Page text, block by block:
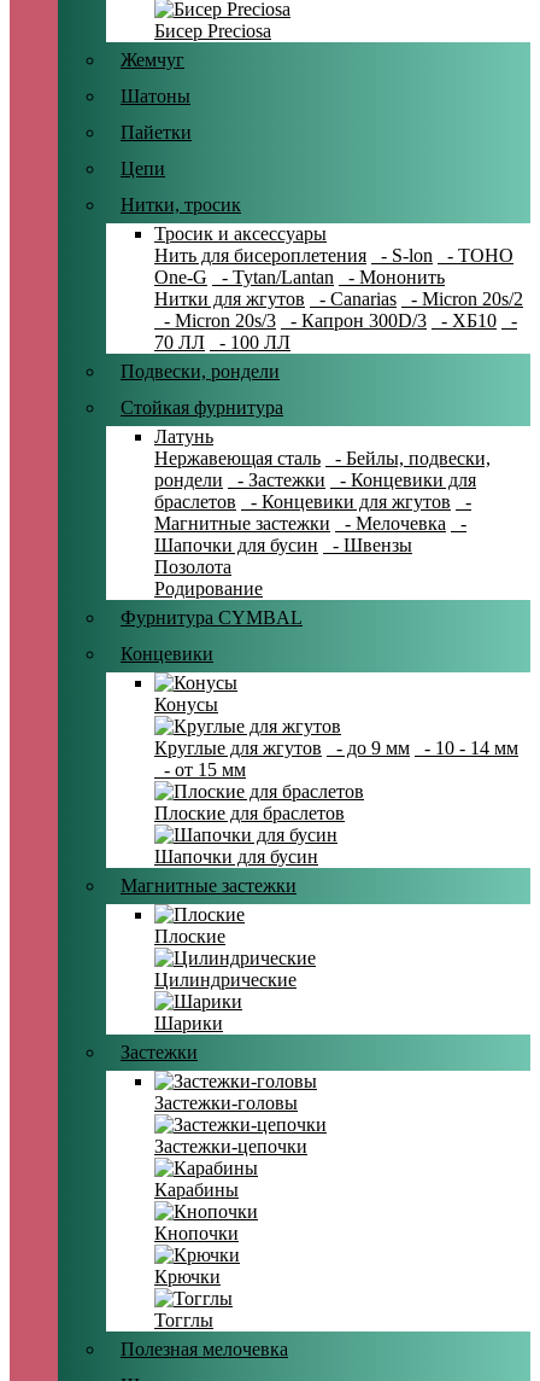
Бисер Preciosa
Жемчуг
Шатоны
Пайетки
Цепи
Нитки, тросик
Тросик и аксессуары
Нить для бисероплетения
- S-lon
- TOHO
One-G
- Tytan/Lantan
- Мононить
Нитки для жгутов
- Canarias
- Micron 20s/2
- Micron 20s/3
- Капрон 300D/3 - ХБ10
-
70 ЛЛ
- 100 ЛЛ
Подвески, рондели
Стойкая фурнитура
Латунь
Нержавеющая сталь
- Бейлы, подвески,
рондели
- Застежки
- Концевики для
браслетов
- Концевики для жгутов
-
Магнитные застежки
- Мелочевка
-
Шапочки для бусин
- Швензы
Позолота
Родирование
Фурнитура CYMBAL
Концевики
Конусы
Круглые для жгутов - до 9 мм
- 10 - 14 мм
- от 15 мм
Плоские для браслетов
Шапочки для бусин
Магнитные застежки
Плоские
Цилиндрические
Шарики
Застежки
Застежки-головы
Застежки-цепочки
Карабины
Кнопочки
Крючки
Тогглы
Полезная мелочевка